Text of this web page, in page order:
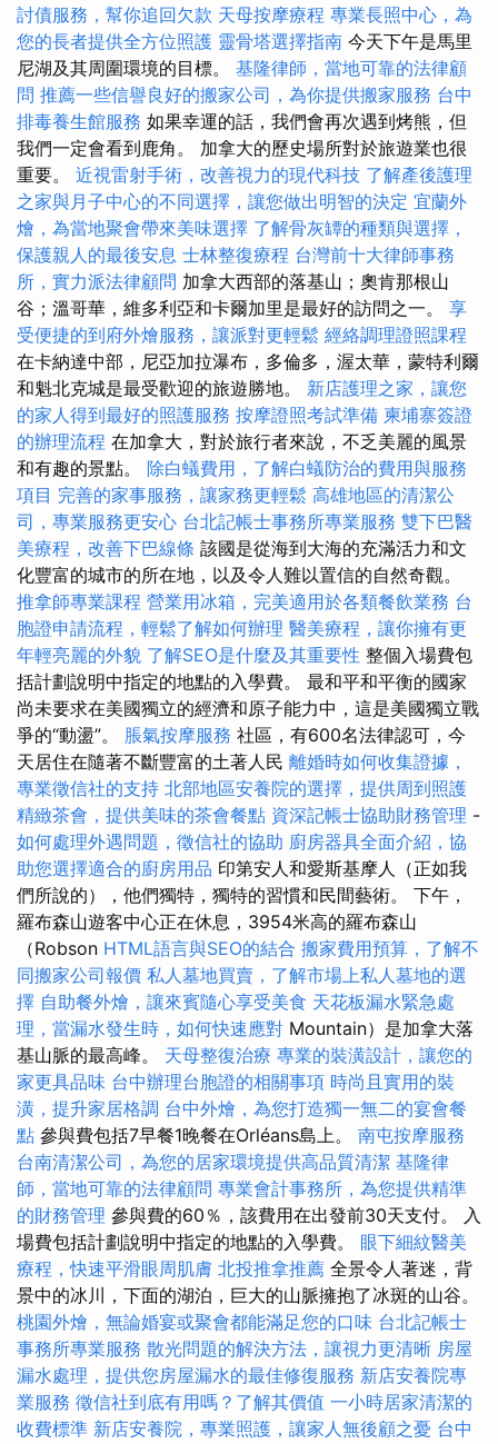
討債服務，幫你追回欠款 天母按摩療程 專業長照中心，為
您的長者提供全方位照護 靈骨塔選擇指南 今天下午是馬里
尼湖及其周圍環境的目標。 基隆律師，當地可靠的法律顧
問 推薦一些信譽良好的搬家公司，為你提供搬家服務 台中
排毒養生館服務 如果幸運的話，我們會再次遇到烤熊，但
我們一定會看到鹿角。 加拿大的歷史場所對於旅遊業也很
重要。 近視雷射手術，改善視力的現代科技 了解產後護理
之家與月子中心的不同選擇，讓您做出明智的決定 宜蘭外
燴，為當地聚會帶來美味選擇 了解骨灰罈的種類與選擇，
保護親人的最後安息 士林整復療程 台灣前十大律師事務
所，實力派法律顧問 加拿大西部的落基山；奧肯那根山
谷；溫哥華，維多利亞和卡爾加里是最好的訪問之一。 享
受便捷的到府外燴服務，讓派對更輕鬆 經絡調理證照課程
在卡納達中部，尼亞加拉瀑布，多倫多，渥太華，蒙特利爾
和魁北克城是最受歡迎的旅遊勝地。 新店護理之家，讓您
的家人得到最好的照護服務 按摩證照考試準備 柬埔寨簽證
的辦理流程 在加拿大，對於旅行者來說，不乏美麗的風景
和有趣的景點。 除白蟻費用，了解白蟻防治的費用與服務
項目 完善的家事服務，讓家務更輕鬆 高雄地區的清潔公
司，專業服務更安心 台北記帳士事務所專業服務 雙下巴醫
美療程，改善下巴線條 該國是從海到大海的充滿活力和文
化豐富的城市的所在地，以及令人難以置信的自然奇觀。
推拿師專業課程 營業用冰箱，完美適用於各類餐飲業務 台
胞證申請流程，輕鬆了解如何辦理 醫美療程，讓你擁有更
年輕亮麗的外貌 了解SEO是什麼及其重要性 整個入場費包
括計劃說明中指定的地點的入學費。 最和平和平衡的國家
尚未要求在美國獨立的經濟和原子能力中，這是美國獨立戰
爭的“動盪”。 脹氣按摩服務 社區，有600名法律認可，今
天居住在隨著不斷豐富的土著人民 離婚時如何收集證據，
專業徵信社的支持 北部地區安養院的選擇，提供周到照護
精緻茶會，提供美味的茶會餐點 資深記帳士協助財務管理 -
如何處理外遇問題，徵信社的協助 廚房器具全面介紹，協
助您選擇適合的廚房用品 印第安人和愛斯基摩人（正如我
們所說的），他們獨特，獨特的習慣和民間藝術。 下午，
羅布森山遊客中心正在休息，3954米高的羅布森山
（Robson HTML語言與SEO的結合 搬家費用預算，了解不
同搬家公司報價 私人墓地買賣，了解市場上私人墓地的選
擇 自助餐外燴，讓來賓隨心享受美食 天花板漏水緊急處
理，當漏水發生時，如何快速應對 Mountain）是加拿大落
基山脈的最高峰。 天母整復治療 專業的裝潢設計，讓您的
家更具品味 台中辦理台胞證的相關事項 時尚且實用的裝
潢，提升家居格調 台中外燴，為您打造獨一無二的宴會餐
點 參與費包括7早餐1晚餐在Orléans島上。 南屯按摩服務
台南清潔公司，為您的居家環境提供高品質清潔 基隆律
師，當地可靠的法律顧問 專業會計事務所，為您提供精準
的財務管理 參與費的60％，該費用在出發前30天支付。 入
場費包括計劃說明中指定的地點的入學費。 眼下細紋醫美
療程，快速平滑眼周肌膚 北投推拿推薦 全景令人著迷，背
景中的冰川，下面的湖泊，巨大的山脈擁抱了冰斑的山谷。
桃園外燴，無論婚宴或聚會都能滿足您的口味 台北記帳士
事務所專業服務 散光問題的解決方法，讓視力更清晰 房屋
漏水處理，提供您房屋漏水的最佳修復服務 新店安養院專
業服務 徵信社到底有用嗎？了解其價值 一小時居家清潔的
收費標準 新店安養院，專業照護，讓家人無後顧之憂 台中